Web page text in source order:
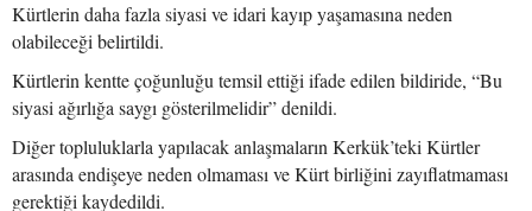
Kürtlerin daha fazla siyasi ve idari kayıp yaşamasına neden
olabileceği belirtildi.
Kürtlerin kentte çoğunluğu temsil ettiği ifade edilen bildiride, “Bu
siyasi ağırlığa saygı gösterilmelidir” denildi.
Diğer topluluklarla yapılacak anlaşmaların Kerkük’teki Kürtler
arasında endişeye neden olmaması ve Kürt birliğini zayıflatmaması
gerektiği kaydedildi.